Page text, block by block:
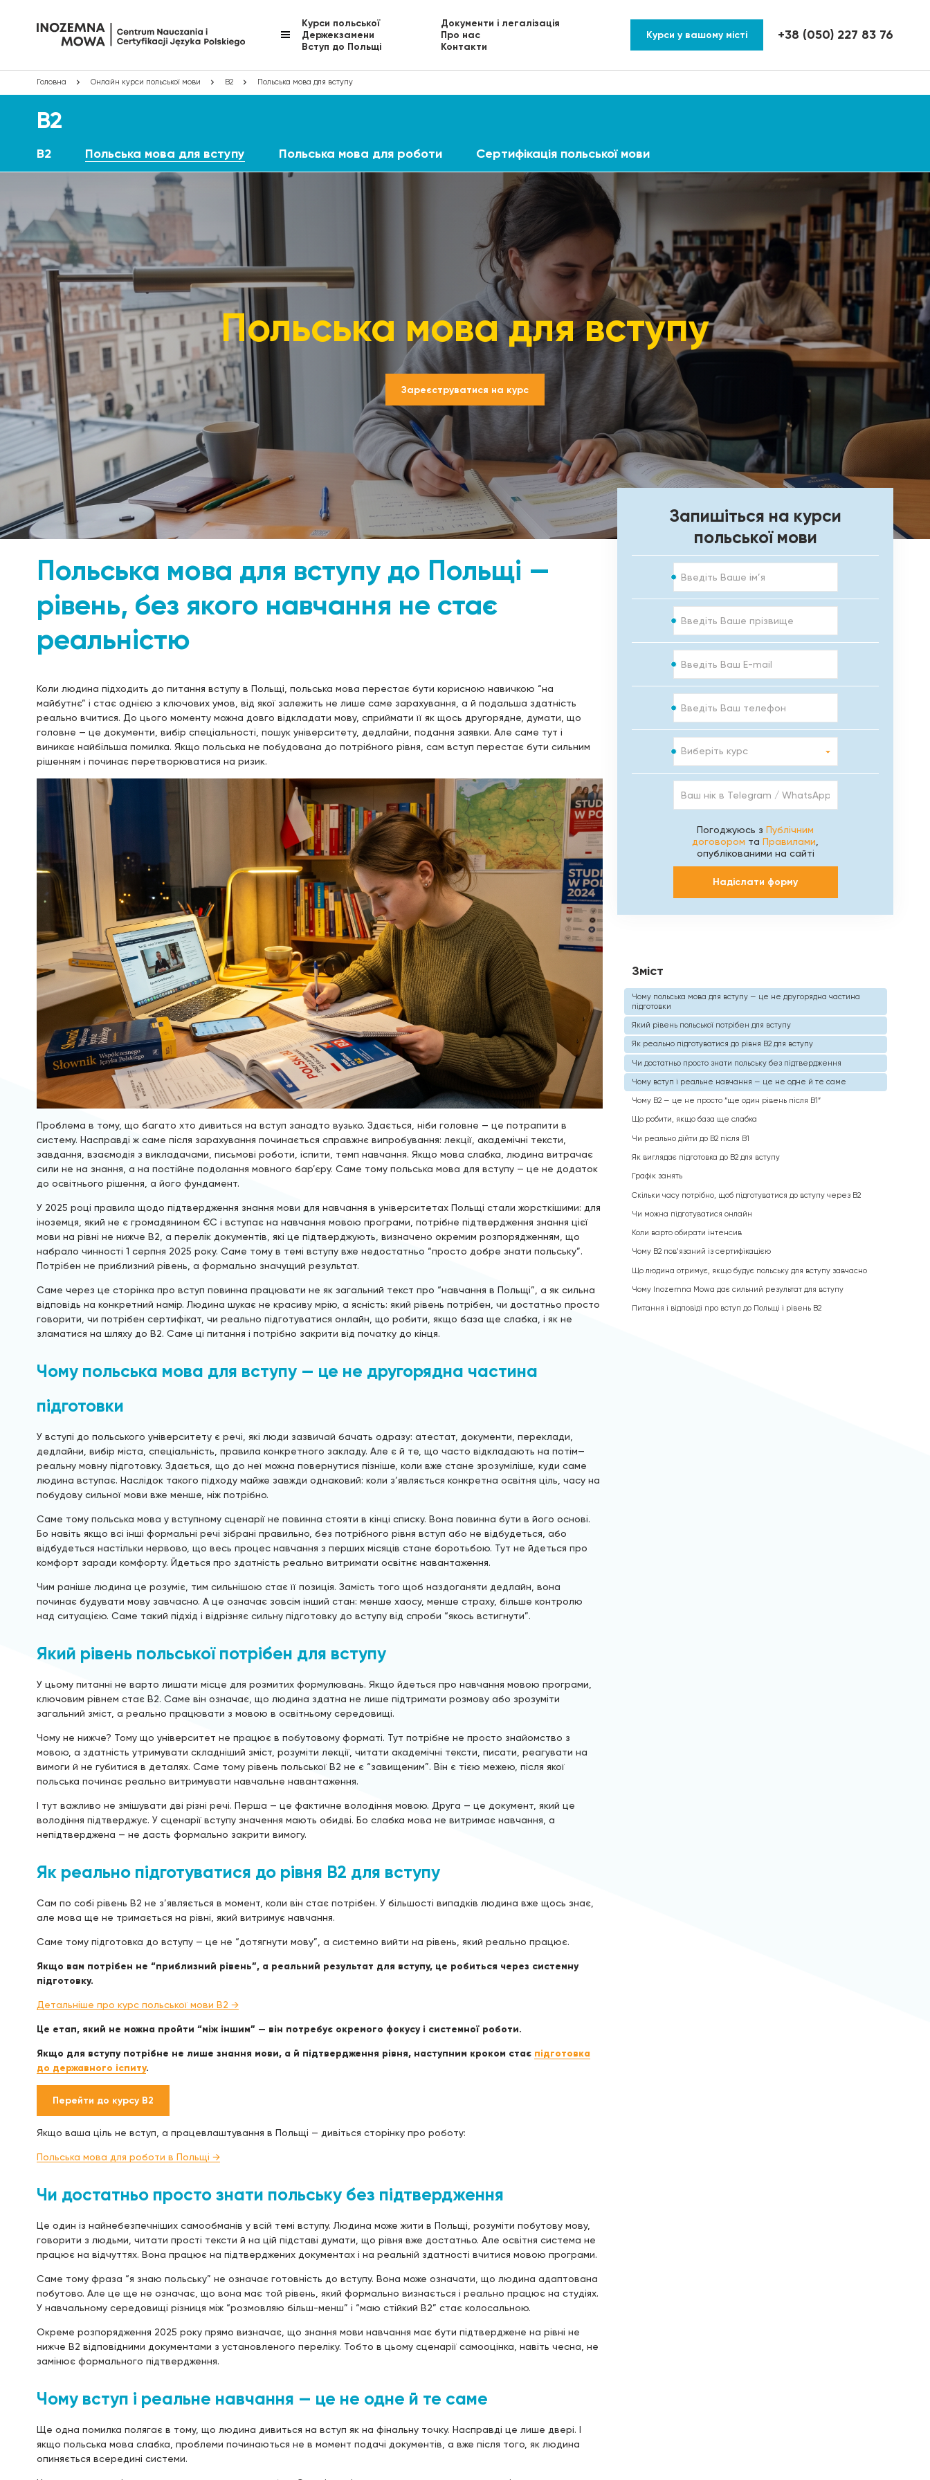
Курси польської
Держекзамени
Вступ до Польщі
Документи і легалізація
Про нас
Контакти
Курси у вашому місті +38 (050) 227 83 76
Головна Онлайн курси польської мови B2 Польська мова для вступу
B2
B2 Польська мова для вступу Польська мова для роботи Сертифікація польської мови
Польська мова для вступу
Зареєструватися на курс
Польська мова для вступу до Польщі —
рівень, без якого навчання не стає
реальністю
Коли людина підходить до питання вступу в Польщі, польська мова перестає бути корисною навичкою “на
майбутнє” і стає однією з ключових умов, від якої залежить не лише саме зарахування, а й подальша здатність
реально вчитися. До цього моменту можна довго відкладати мову, сприймати її як щось другорядне, думати, що
головне — це документи, вибір спеціальності, пошук університету, дедлайни, подання заявки. Але саме тут і
виникає найбільша помилка. Якщо польська не побудована до потрібного рівня, сам вступ перестає бути сильним
рішенням і починає перетворюватися на ризик.
Проблема в тому, що багато хто дивиться на вступ занадто вузько. Здається, ніби головне — це потрапити в
систему. Насправді ж саме після зарахування починається справжнє випробування: лекції, академічні тексти,
завдання, взаємодія з викладачами, письмові роботи, іспити, темп навчання. Якщо мова слабка, людина витрачає
сили не на знання, а на постійне подолання мовного бар’єру. Саме тому польська мова для вступу — це не додаток
до освітнього рішення, а його фундамент.
У 2025 році правила щодо підтвердження знання мови для навчання в університетах Польщі стали жорсткішими: для
іноземця, який не є громадянином ЄС і вступає на навчання мовою програми, потрібне підтвердження знання цієї
мови на рівні не нижче B2, а перелік документів, які це підтверджують, визначено окремим розпорядженням, що
набрало чинності 1 серпня 2025 року. Саме тому в темі вступу вже недостатньо “просто добре знати польську”.
Потрібен не приблизний рівень, а формально значущий результат.
Саме через це сторінка про вступ повинна працювати не як загальний текст про “навчання в Польщі”, а як сильна
відповідь на конкретний намір. Людина шукає не красиву мрію, а ясність: який рівень потрібен, чи достатньо просто
говорити, чи потрібен сертифікат, чи реально підготуватися онлайн, що робити, якщо база ще слабка, і як не
зламатися на шляху до B2. Саме ці питання і потрібно закрити від початку до кінця.
Чому польська мова для вступу — це не другорядна частина
підготовки
У вступі до польського університету є речі, які люди зазвичай бачать одразу: атестат, документи, переклади,
дедлайни, вибір міста, спеціальність, правила конкретного закладу. Але є й те, що часто відкладають на потім—
реальну мовну підготовку. Здається, що до неї можна повернутися пізніше, коли вже стане зрозуміліше, куди саме
людина вступає. Наслідок такого підходу майже завжди однаковий: коли з’являється конкретна освітня ціль, часу на
побудову сильної мови вже менше, ніж потрібно.
Саме тому польська мова у вступному сценарії не повинна стояти в кінці списку. Вона повинна бути в його основі.
Бо навіть якщо всі інші формальні речі зібрані правильно, без потрібного рівня вступ або не відбудеться, або
відбудеться настільки нервово, що весь процес навчання з перших місяців стане боротьбою. Тут не йдеться про
комфорт заради комфорту. Йдеться про здатність реально витримати освітнє навантаження.
Чим раніше людина це розуміє, тим сильнішою стає її позиція. Замість того щоб наздоганяти дедлайн, вона
починає будувати мову завчасно. А це означає зовсім інший стан: менше хаосу, менше страху, більше контролю
над ситуацією. Саме такий підхід і відрізняє сильну підготовку до вступу від спроби “якось встигнути”.
Який рівень польської потрібен для вступу
У цьому питанні не варто лишати місце для розмитих формулювань. Якщо йдеться про навчання мовою програми,
ключовим рівнем стає B2. Саме він означає, що людина здатна не лише підтримати розмову або зрозуміти
загальний зміст, а реально працювати з мовою в освітньому середовищі.
Чому не нижче? Тому що університет не працює в побутовому форматі. Тут потрібне не просто знайомство з
мовою, а здатність утримувати складніший зміст, розуміти лекції, читати академічні тексти, писати, реагувати на
вимоги й не губитися в деталях. Саме тому рівень польської B2 не є “завищеним”. Він є тією межею, після якої
польська починає реально витримувати навчальне навантаження.
І тут важливо не змішувати дві різні речі. Перша — це фактичне володіння мовою. Друга — це документ, який це
володіння підтверджує. У сценарії вступу значення мають обидві. Бо слабка мова не витримає навчання, а
непідтверджена — не дасть формально закрити вимогу.
Як реально підготуватися до рівня B2 для вступу
Сам по собі рівень B2 не з’являється в момент, коли він стає потрібен. У більшості випадків людина вже щось знає,
але мова ще не тримається на рівні, який витримує навчання.
Саме тому підготовка до вступу — це не “дотягнути мову”, а системно вийти на рівень, який реально працює.
Якщо вам потрібен не “приблизний рівень”, а реальний результат для вступу, це робиться через системну
підготовку.
Детальніше про курс польської мови B2 →
Це етап, який не можна пройти “між іншим” — він потребує окремого фокусу і системної роботи.
Якщо для вступу потрібне не лише знання мови, а й підтвердження рівня, наступним кроком стає підготовка
до державного іспиту.
Перейти до курсу B2
Якщо ваша ціль не вступ, а працевлаштування в Польщі — дивіться сторінку про роботу:
Польська мова для роботи в Польщі →
Чи достатньо просто знати польську без підтвердження
Це один із найнебезпечніших самообманів у всій темі вступу. Людина може жити в Польщі, розуміти побутову мову,
говорити з людьми, читати прості тексти й на цій підставі думати, що рівня вже достатньо. Але освітня система не
працює на відчуттях. Вона працює на підтверджених документах і на реальній здатності вчитися мовою програми.
Саме тому фраза “я знаю польську” не означає готовність до вступу. Вона може означати, що людина адаптована
побутово. Але це ще не означає, що вона має той рівень, який формально визнається і реально працює на студіях.
У навчальному середовищі різниця між “розмовляю більш-менш” і “маю стійкий B2” стає колосальною.
Окреме розпорядження 2025 року прямо визначає, що знання мови навчання має бути підтверджене на рівні не
нижче B2 відповідними документами з установленого переліку. Тобто в цьому сценарії самооцінка, навіть чесна, не
замінює формального підтвердження.
Чому вступ і реальне навчання — це не одне й те саме
Ще одна помилка полягає в тому, що людина дивиться на вступ як на фінальну точку. Насправді це лише двері. І
якщо польська мова слабка, проблеми починаються не в момент подачі документів, а вже після того, як людина
опиняється всередині системи.
Запишіться на курси
польської мови
mail
Виберіть курс
нік
в
WhatsApp
Viber
Погоджуюсь зПублічним
договором таПравилами
опублікованими на сайті
Надіслати форму
Зміст
Чому польська мова для вступу — це не другорядна частина
підготовки
Який рівень польської потрібен для вступу
Як реально підготуватися до рівня B2 для вступу
Чи достатньо просто знати польську без підтвердження
Чому вступ і реальне навчання — це не одне й те саме
Чому B2 — це не просто “ще один рівень після B1”
Що робити, якщо база ще слабка
Чи реально дійти до B2 після B1
Як виглядає підготовка до B2 для вступу
Графік занять
Скільки часу потрібно, щоб підготуватися до вступу через B2
Чи можна підготуватися онлайн
Коли варто обирати інтенсив
Чому B2 пов’язаний із сертифікацією
Що людина отримує, якщо будує польську для вступу завчасно
Чому Inozemna Mowa дає сильний результат для вступу
Питання і відповіді про вступ до Польщі і рівень B2